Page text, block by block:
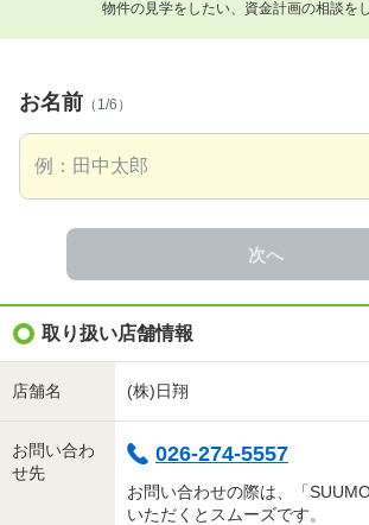
物件の見学をしたい、資金計画の相談を
お名前 （1/6）
次へ
取り扱い店舗情報
店舗名 (株)日翔
お問い合わ
せ先
026-274-5557
お問い合わせの際は、「
いただくとスムーズです。